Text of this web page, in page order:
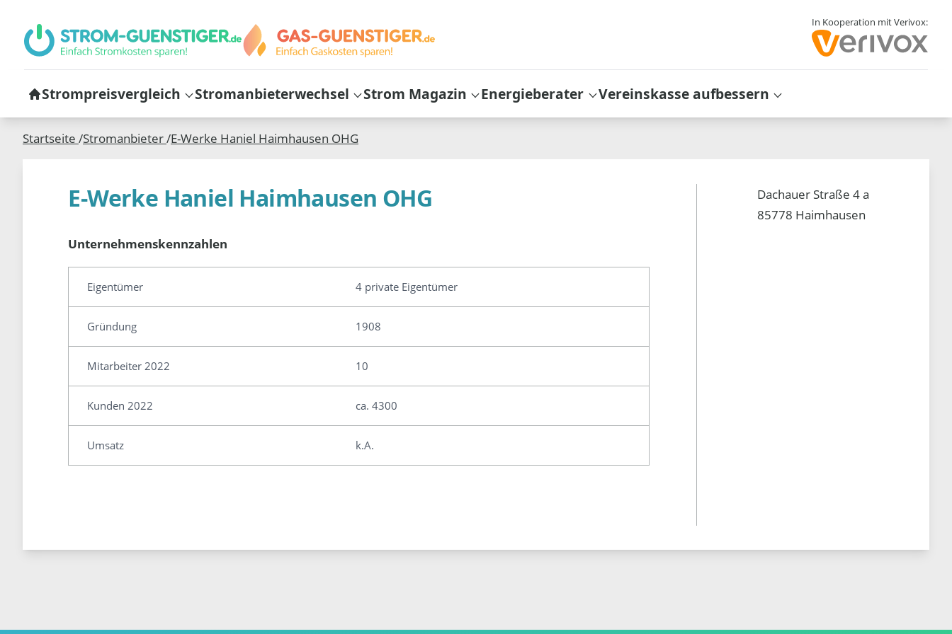
In Kooperation mit Verivox:
Strompreisvergleich Stromanbieterwechsel Strom Magazin Energieberater Vereinskasse aufbessern
Startseite /Stromanbieter/E-Werke Haniel Haimhausen OHG
E-Werke Haniel Haimhausen OHG
Unternehmenskennzahlen
Eigentümer 4 private Eigentümer
Gründung 1908
Mitarbeiter 2022 10
Kunden 2022 ca. 4300
Umsatz k.A.
Dachauer Straße 4 a
85778 Haimhausen